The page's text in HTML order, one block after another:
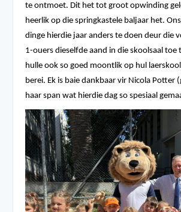
te ontmoet. Dit het tot groot opwinding
heerlik op die springkastele baljaar het.
dinge hierdie jaar anders te doen deur die
1-ouers dieselfde aand in die skoolsaal toe
hulle ook so goed moontlik op hul
berei. Ek is baie dankbaar vir Nicola Potter
haar span wat hierdie dag so spesiaal